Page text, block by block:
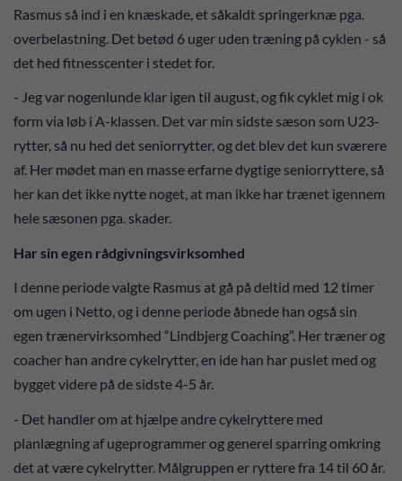
Rasmus så ind i en knæskade, et såkaldt springerknæ pga.
overbelastning. Det betød 6 uger uden træning på cyklen - så
det hed fitnesscenter i stedet for.
- Jeg var nogenlunde klar igen til august, og fik cyklet mig i ok
form via løb i A-klassen. Det var min sidste sæson som U23-
rytter, så nu hed det seniorrytter, og det blev det kun sværere
af. Her mødet man en masse erfarne dygtige seniorryttere, så
her kan det ikke nytte noget, at man ikke har trænet igennem
hele sæsonen pga. skader.
Har sin egen rådgivningsvirksomhed
I denne periode valgte Rasmus at gå på deltid med 12 timer
om ugen i Netto, og i denne periode åbnede han også sin
egen trænervirksomhed “Lindbjerg Coaching”. Her træner og
coacher han andre cykelrytter, en ide han har puslet med og
bygget videre på de sidste 4-5 år.
- Det handler om at hjælpe andre cykelryttere med
planlægning af ugeprogrammer og generel sparring omkring
det at være cykelrytter. Målgruppen er ryttere fra 14 til 60 år.